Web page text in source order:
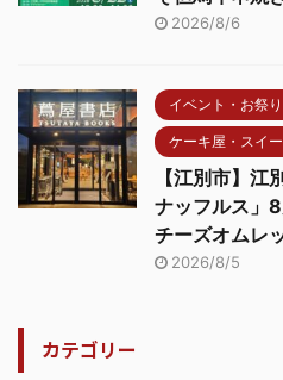
2026/8/6
イベント・お祭り
ケーキ屋・スイ
【江別市】江
ナッフルス」
チーズオムレ
2026/8/5
カテゴリー